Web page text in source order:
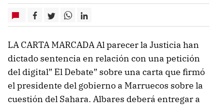
LA CARTA MARCADA Al parecer la Justicia han
dictado sentencia en relación con una petición
del digital” El Debate” sobre una carta que firmó
el presidente del gobierno a Marruecos sobre la
cuestión del Sahara. Albares deberá entregar a